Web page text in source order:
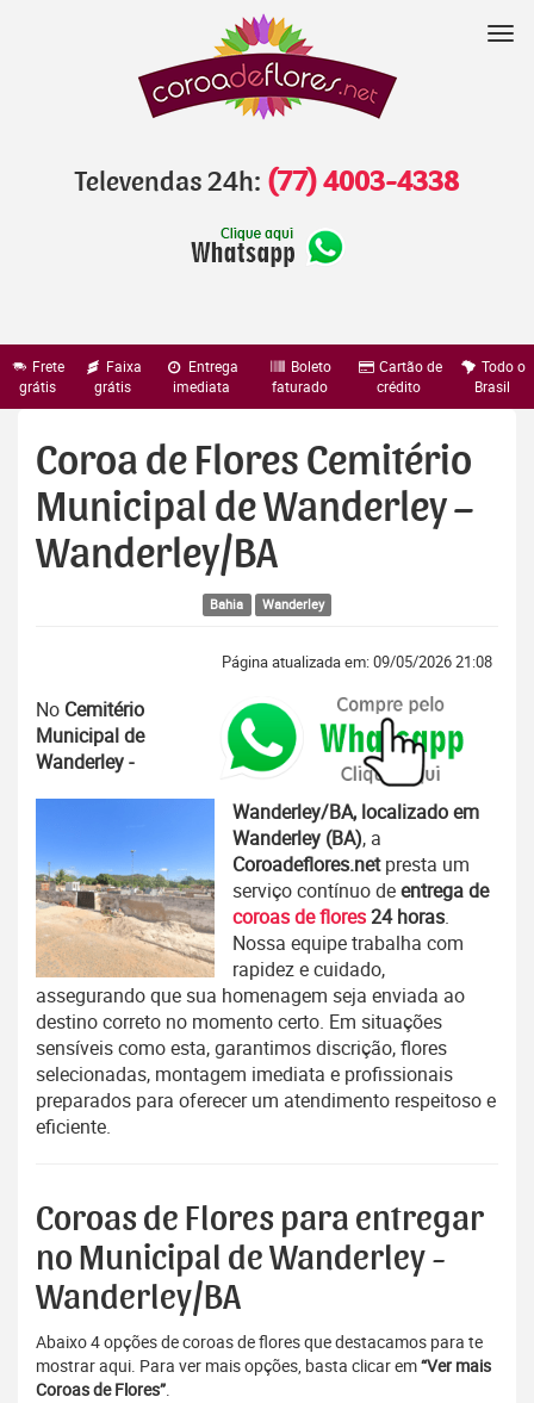
Televendas 24h: (77) 4003-4338
Frete
grátis
Faixa
grátis
Entrega
imediata
Boleto
faturado
Cartão de
crédito
Todo o
Brasil
Coroa de Flores Cemitério
Municipal de Wanderley –
Wanderley/BA
Bahia Wanderley
Página atualizada em: 09/05/2026 21:08
No Cemitério
Municipal de
Wanderley -
Wanderley/BA, localizado em
Wanderley (BA), a
Coroadeflores.netpresta um
serviço contínuo deentrega de
coroas de flores24 horas.
Nossa equipe trabalha com
rapidez e cuidado,
assegurando que sua homenagem seja enviada ao
destino correto no momento certo. Em situações
sensíveis como esta, garantimos discrição, flores
selecionadas, montagem imediata e profissionais
preparados para oferecer um atendimento respeitoso e
eficiente.
Coroas de Flores para entregar
no Municipal de Wanderley -
Wanderley/BA
Abaixo 4 opções de coroas de flores que destacamos para te
mostrar aqui. Para ver mais opções, basta clicar em“Ver mais
Coroas de Flores”.